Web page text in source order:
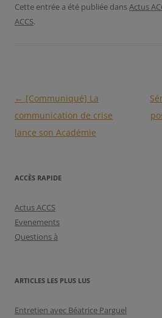
Cette entrée a été publiée dansActus
ACCS.
Navigation
des
articles
← [Communiqué] La
communication de crise
lance son Académie
ACCÈS RAPIDE
Actus ACCS
Evenements
Questions à
ARTICLES LES PLUS LUS
Entretien avec Béatrice Parguel